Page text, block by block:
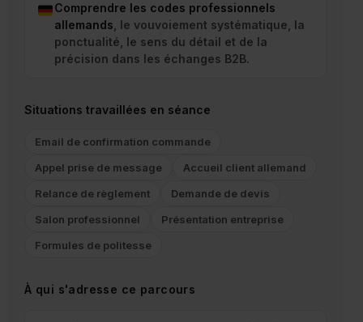
Comprendre les codes professionnels
allemands , le vouvoiement systématique, la
ponctualité, le sens du détail et de la
précision dans les échanges B2B.
Situations travaillées en séance
Email de confirmation commande
Appel prise de message
Accueil client allemand
Relance de règlement
Demande de devis
Salon professionnel
Présentation entreprise
Formules de politesse
À qui s'adresse ce parcours